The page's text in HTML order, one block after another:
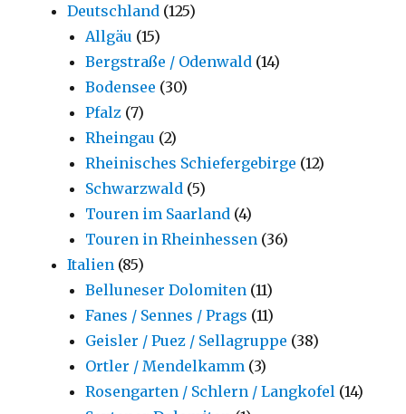
Deutschland (125)
Allgäu (15)
Bergstraße / Odenwald (14)
Bodensee (30)
Pfalz (7)
Rheingau (2)
Rheinisches Schiefergebirge (12)
Schwarzwald (5)
Touren im Saarland (4)
Touren in Rheinhessen (36)
Italien (85)
Belluneser Dolomiten (11)
Fanes / Sennes / Prags (11)
Geisler / Puez / Sellagruppe (38)
Ortler / Mendelkamm (3)
Rosengarten / Schlern / Langkofel (14)